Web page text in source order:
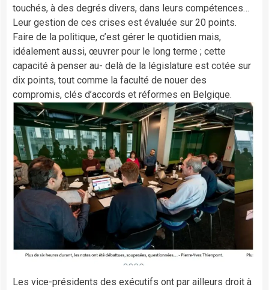
touchés, à des degrés divers, dans leurs compétences…
Leur gestion de ces crises est évaluée sur 20 points.
Faire de la politique, c’est gérer le quotidien mais,
idéalement aussi, œuvrer pour le long terme ; cette
capacité à penser au- delà de la législature est cotée sur
dix points, tout comme la faculté de nouer des
compromis, clés d’accords et réformes en Belgique.
Les vice-présidents des exécutifs ont par ailleurs droit à